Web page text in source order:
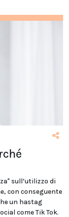
sull’utilizzo di
con conseguente
un hastag
come Tik Tok.